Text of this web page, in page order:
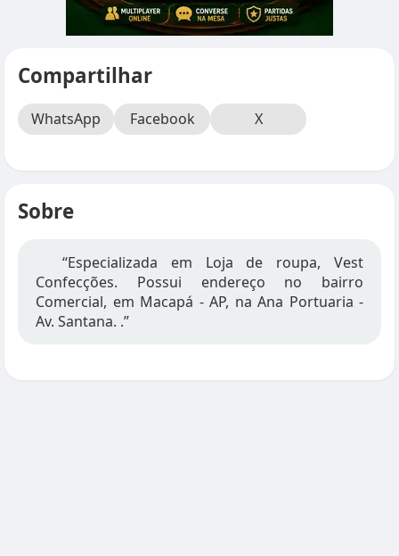
Compartilhar
WhatsApp Facebook X
Sobre
“Especializada em Loja de roupa, Vest
Confecções. Possui endereço no bairro
Comercial, em Macapá - AP, na Ana Portuaria -
Av. Santana. .”